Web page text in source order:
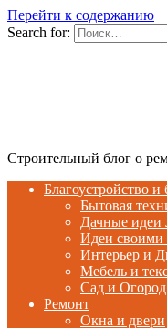
Перейти к содержанию
Search for:
Строительный блог о
Благоустройство и
Бытовая
Дачные
Идеи своими
Интерьер и
Мебель и
Сад и Огород
Ремонт
Окна и двери